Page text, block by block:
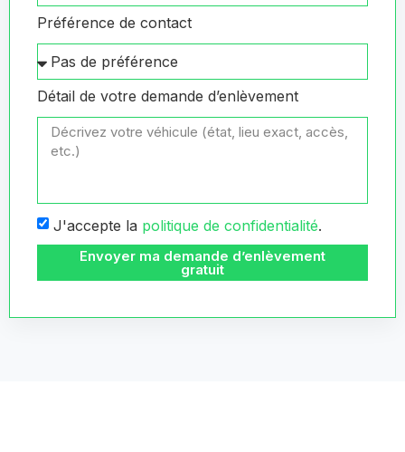
Préférence de contact
Détail de votre demande d’enlèvement
J'accepte la politique de confidentialité.
Envoyer ma demande d’enlèvement
gratuit